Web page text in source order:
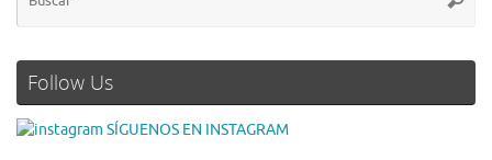
Follow Us
SÍGUENOS EN INSTAGRAM